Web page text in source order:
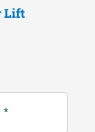
Lift
*